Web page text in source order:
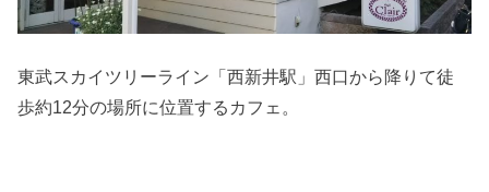
東武スカイツリーライン「西新井駅」西口から降りて徒
歩約12分の場所に位置するカフェ。